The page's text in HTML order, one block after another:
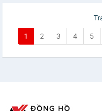
1 2 3 4 5